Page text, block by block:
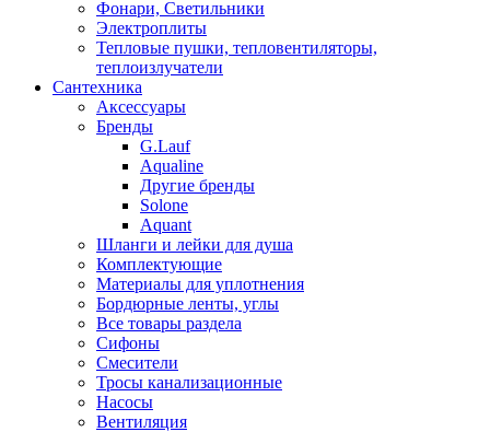
Фонари, Светильники
Электроплиты
Тепловые пушки, тепловентиляторы,
теплоизлучатели
Сантехника
Аксессуары
Бренды
G.Lauf
Aqualine
Другие бренды
Solone
Aquant
Шланги и лейки для душа
Комплектующие
Материалы для уплотнения
Бордюрные ленты, углы
Все товары раздела
Сифоны
Смесители
Тросы канализационные
Насосы
Вентиляция